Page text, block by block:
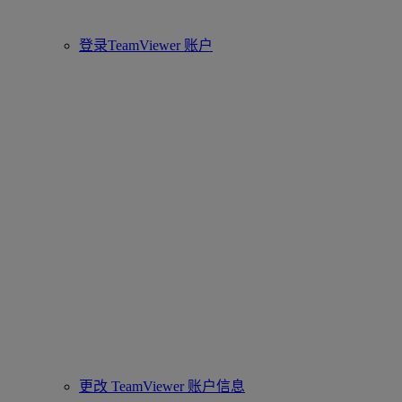
登录TeamViewer 账户
更改 TeamViewer 账户信息